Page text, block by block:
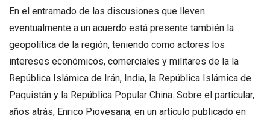
En el entramado de las discusiones que lleven
eventualmente a un acuerdo está presente también la
geopolítica de la región, teniendo como actores los
intereses económicos, comerciales y militares de la la
República Islámica de Irán, India, la República Islámica de
Paquistán y la República Popular China. Sobre el particular,
años atrás, Enrico Piovesana, en un artículo publicado en